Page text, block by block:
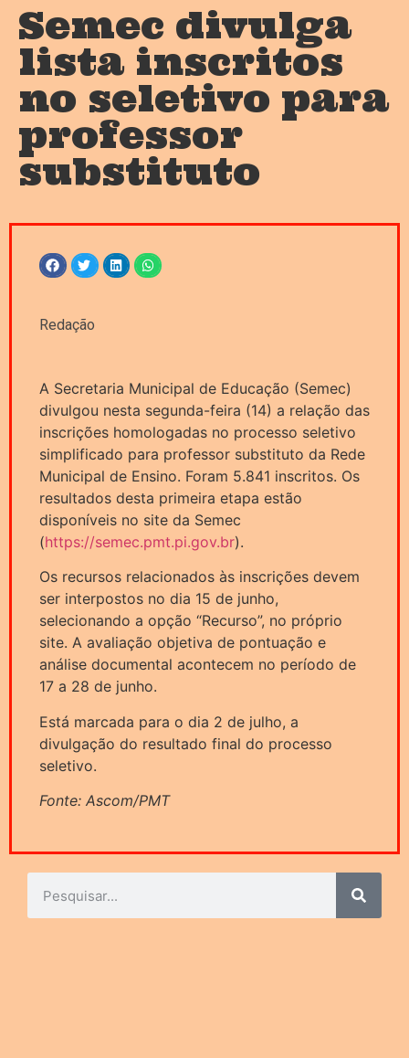
Semec divulga
lista inscritos
no seletivo para
professor
substituto
Redação
A Secretaria Municipal de Educação (Semec)
divulgou nesta segunda-feira (14) a relação das
inscrições homologadas no processo seletivo
simplificado para professor substituto da Rede
Municipal de Ensino. Foram 5.841 inscritos. Os
resultados desta primeira etapa estão
disponíveis no site da Semec
(https://semec.pmt.pi.gov.br).
Os recursos relacionados às inscrições devem
ser interpostos no dia 15 de junho,
selecionando a opção “Recurso”, no próprio
site. A avaliação objetiva de pontuação e
análise documental acontecem no período de
17 a 28 de junho.
Está marcada para o dia 2 de julho, a
divulgação do resultado final do processo
seletivo.
Fonte: Ascom/PMT